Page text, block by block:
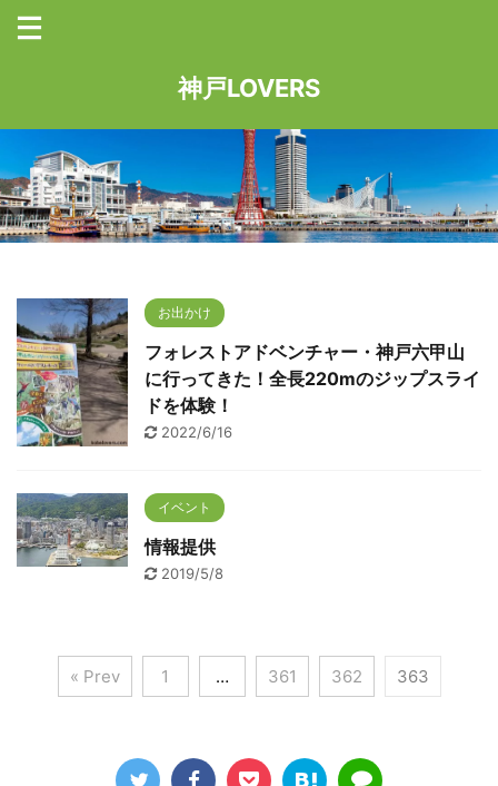
神戸LOVERS
お出かけ
フォレストアドベンチャー・神戸六甲山
に行ってきた！全長220mのジップスライ
ドを体験！
2022/6/16
イベント
情報提供
2019/5/8
« Prev 1 … 361 362 363